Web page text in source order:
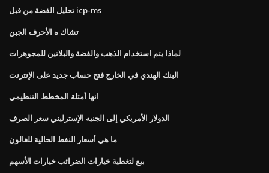
تحليل الفضة من قبل icp-ms
تشاك ه الأحرف الجبن
لماذا يتم استخدام الذهب والفضة والبلاتين للمجوهرات
البنك الهندي في الخارج فتح حساب جديد على الإنترنت
انها أمثلة المخطط التنظيمي
الدولار الأمريكي إلى الجنيه الإسترليني سعر الصرف
ما هي أسعار النفط الحالية للغالون
بيع لتغطية خيارات الضرائب خيارات الأسهم